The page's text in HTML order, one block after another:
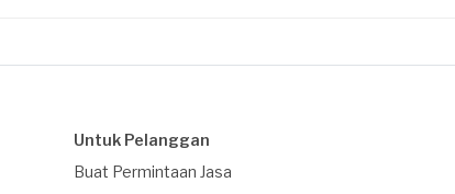
Untuk Pelanggan
Buat Permintaan Jasa